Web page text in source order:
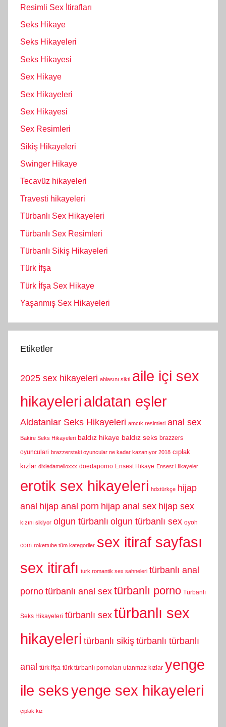
Resimli Sex İtirafları
Seks Hikaye
Seks Hikayeleri
Seks Hikayesi
Sex Hikaye
Sex Hikayeleri
Sex Hikayesi
Sex Resimleri
Sikiş Hikayeleri
Swinger Hikaye
Tecavüz hikayeleri
Travesti hikayeleri
Türbanlı Sex Hikayeleri
Türbanlı Sex Resimleri
Türbanlı Sikiş Hikayeleri
Türk İfşa
Türk İfşa Sex Hikaye
Yaşanmış Sex Hikayeleri
Etiketler
2025 sex hikayeleri ablasını sikti aile içi sex
hikayelerialdatan eşler
Aldatanlar Seks Hikayeleri amcık resimleri anal sex
Bakire Seks Hikayeleri baldız hikaye baldız seks brazzers
oyunculari brazzerstaki oyuncular ne kadar kazanıyor 2018 cıplak
kızlar dixiedamelioxxx doedaporno Ensest Hikaye Ensest Hikayeler
erotik sex hikayeleri hdxtürkçe hijap
anal hijap anal porn hijap anal sex hijap sex
kızını sikiyor olgun türbanlı olgun türbanlı sex oyoh
com rokettube tüm kategoriler sex itiraf sayfası
sex itirafı turk romantik sex sahneleri türbanlı anal
porno türbanlı anal sex türbanlı porno Türbanlı
Seks Hikayeleri türbanlı sex türbanlı sex
hikayeleri türbanlı sikiş türbanlı türbanlı
anal türk ifşa türk türbanlı pornoları utanmaz kızlar yenge
ile seksyenge sex hikayeleri
çiplak kiz